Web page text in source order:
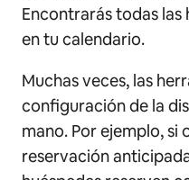
Encontrarás todas
en tu calendario.
Muchas veces, las
configuración de la
mano. Por ejemplo,
reservación